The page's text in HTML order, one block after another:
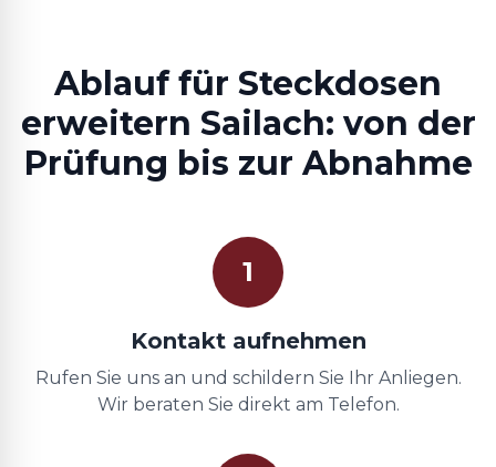
Ablauf für Steckdosen
erweitern Sailach: von der
Prüfung bis zur Abnahme
1
Kontakt aufnehmen
Rufen Sie uns an und schildern Sie Ihr Anliegen.
Wir beraten Sie direkt am Telefon.